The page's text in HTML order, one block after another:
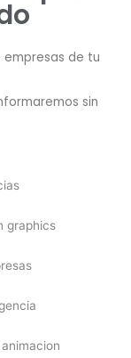
empresas de tu
sin